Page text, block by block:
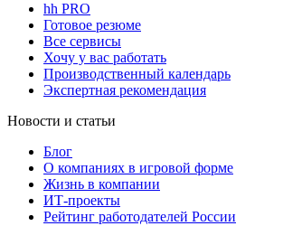
hh PRO
Готовое резюме
Все сервисы
Хочу у вас работать
Производственный календарь
Экспертная рекомендация
Новости и статьи
Блог
О компаниях в игровой форме
Жизнь в компании
ИТ-проекты
Рейтинг работодателей России